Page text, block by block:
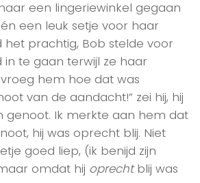
een lingeriewinkel gegaan
een leuk setje voor haar
het prachtig, Bob stelde voor
te gaan terwijl ze haar
hem hoe dat was
van de aandacht!” zei hij, hij
genoot. Ik merkte aan hem dat
hij was oprecht blij. Niet
goed liep, (ik benijd zijn
omdat hij oprechtblij was